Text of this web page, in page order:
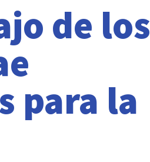
de los
para la